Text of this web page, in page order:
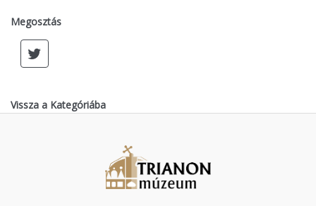
Megosztás
Vissza a Kategóriába